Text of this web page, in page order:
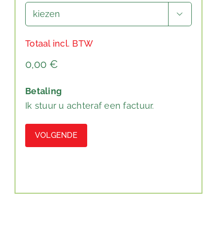

Totaal incl. BTW
Betaling
Ik stuur u achteraf een factuur.